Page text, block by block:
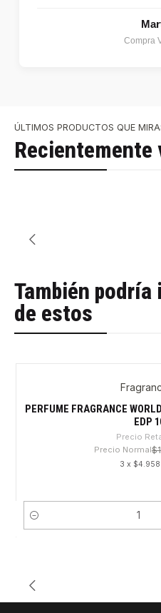
Compra
ÚLTIMOS PRODUCTOS QUE
También
de estos
PERFUME FRAGRANCE
EDP
Precio
Precio Normal
3 x
Cantidad